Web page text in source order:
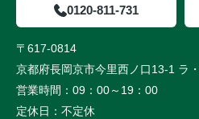
0120-811-731
〒617-0814
京都府長岡京市今里西ノ口13-1 ラ
営業時間： 09：00～19：00
定休日： 不定休